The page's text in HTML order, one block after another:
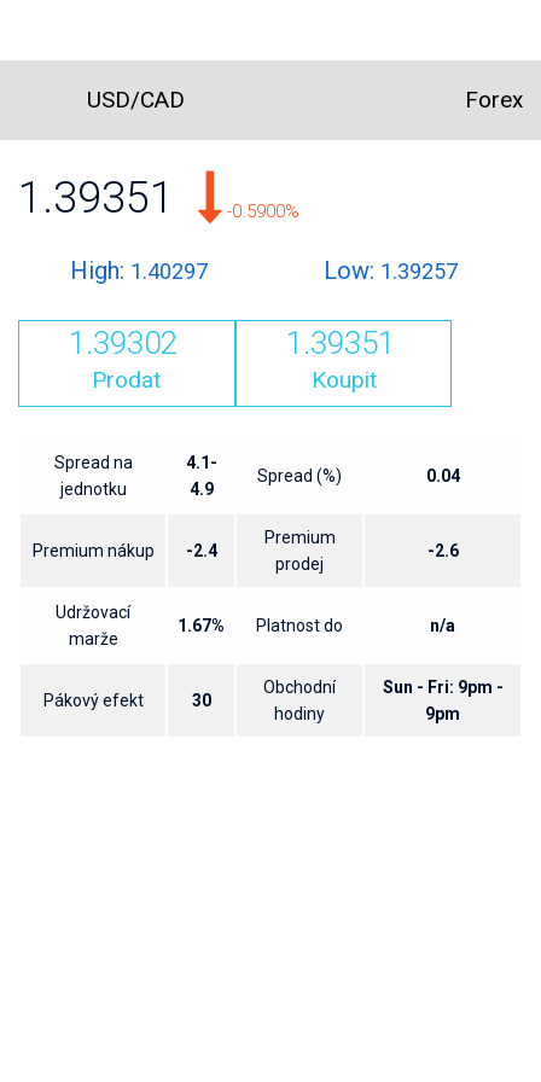
USD/CAD Forex
1.39351 -0.5900%
High: 1.40297 Low: 1.39257
1.39302
Prodat
1.39351
Koupit
Spread na
jednotku
4.1-
4.9
Spread (%) 0.04
Premium nákup -2.4
Premium
prodej
-2.6
Udržovací
marže
1.67% Platnost do n/a
Pákový efekt 30
Obchodní
hodiny
Sun - Fri: 9pm -
9pm